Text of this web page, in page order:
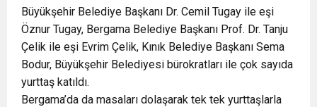
Büyükşehir Belediye Başkanı Dr. Cemil Tugay ile eşi
Öznur Tugay, Bergama Belediye Başkanı Prof. Dr. Tanju
Çelik ile eşi Evrim Çelik, Kınık Belediye Başkanı Sema
Bodur, Büyükşehir Belediyesi bürokratları ile çok sayıda
yurttaş katıldı.
Bergama’da da masaları dolaşarak tek tek yurttaşlarla